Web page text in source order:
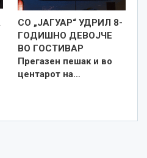
СО „ЈАГУАР“ УДРИЛ 8-
ГОДИШНО ДЕВОЈЧЕ
ВО ГОСТИВАР
Прегазен пешак и во
центарот на…